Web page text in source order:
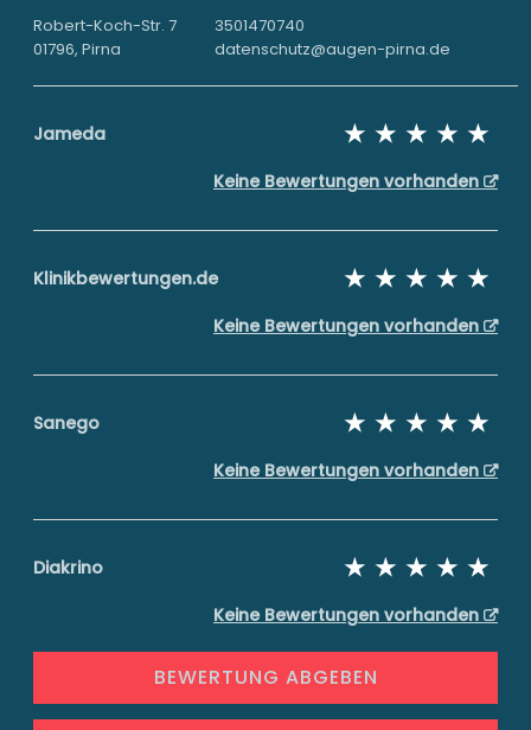
Robert-Koch-Str. 7
01796, Pirna
3501470740
datenschutz@augen-pirna.de
Jameda
Keine Bewertungen vorhanden
Klinikbewertungen.de
Keine Bewertungen vorhanden
Sanego
Keine Bewertungen vorhanden
Diakrino
Keine Bewertungen vorhanden
BEWERTUNG ABGEBEN